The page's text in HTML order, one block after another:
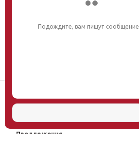
Научная школа
Услуги
Предложения
Подождите, вам пишут сообщение